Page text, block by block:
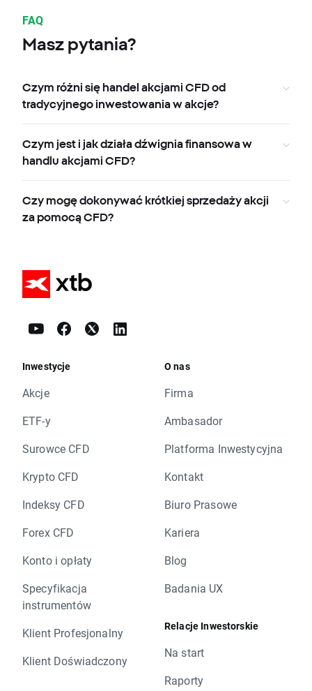
FAQ
Masz pytania?
Czym różni się handel akcjami CFD od
tradycyjnego inwestowania w akcje?
Czym jest i jak działa dźwignia finansowa w
handlu akcjami CFD?
Czy mogę dokonywać krótkiej sprzedaży akcji
za pomocą CFD?
Inwestycje
Akcje
ETF-y
Surowce CFD
Krypto CFD
Indeksy CFD
Forex CFD
Konto i opłaty
Specyfikacja
instrumentów
Klient Profesjonalny
Klient Doświadczony
O nas
Firma
Ambasador
Platforma Inwestycyjna
Kontakt
Biuro Prasowe
Kariera
Blog
Badania UX
Relacje Inwestorskie
Na start
Raporty